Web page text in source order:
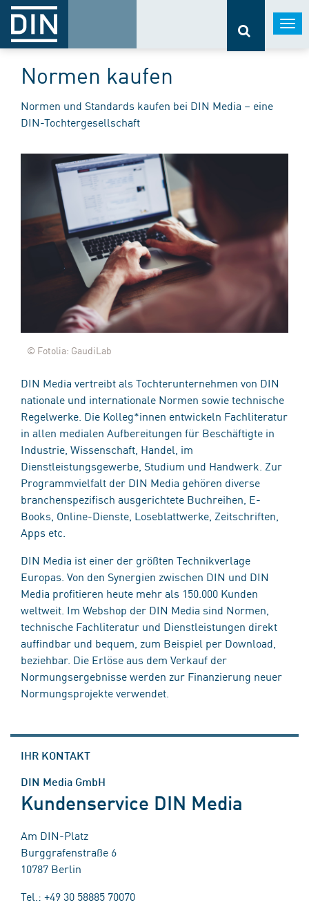
Normen kaufen
Normen und Standards kaufen bei DIN Media – eine
DIN-Tochtergesellschaft
© Fotolia: GaudiLab
DIN Media vertreibt als Tochterunternehmen von DIN
nationale und internationale Normen sowie technische
Regelwerke. Die Kolleg*innen entwickeln Fachliteratur
in allen medialen Aufbereitungen für Beschäftigte in
Industrie, Wissenschaft, Handel, im
Dienstleistungsgewerbe, Studium und Handwerk. Zur
Programmvielfalt der DIN Media gehören diverse
branchenspezifisch ausgerichtete Buchreihen, E-
Books, Online-Dienste, Loseblattwerke, Zeitschriften,
Apps etc.
DIN Media ist einer der größten Technikverlage
Europas. Von den Synergien zwischen DIN und DIN
Media profitieren heute mehr als 150.000 Kunden
weltweit. Im Webshop der DIN Media sind Normen,
technische Fachliteratur und Dienstleistungen direkt
auffindbar und bequem, zum Beispiel per Download,
beziehbar. Die Erlöse aus dem Verkauf der
Normungsergebnisse werden zur Finanzierung neuer
Normungsprojekte verwendet.
IHR KONTAKT
DIN Media GmbH
Kundenservice DIN Media
Am DIN-Platz
Burggrafenstraße 6
10787 Berlin
Tel.: +49 30 58885 70070